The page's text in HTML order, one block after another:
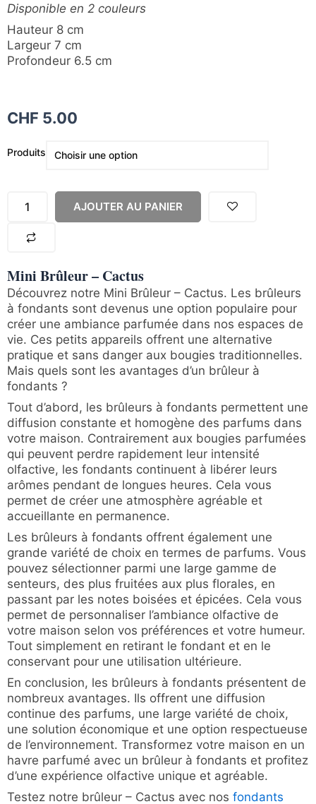
Disponible en 2 couleurs
Hauteur 8 cm
Largeur 7 cm
Profondeur 6.5 cm
CHF 5.00
Produits
quantité
Cactus
AJOUTER AU PANIER
Mini Brûleur – Cactus
Découvrez notre Mini Brûleur – Cactus. Les brûleurs
à fondants sont devenus une option populaire pour
créer une ambiance parfumée dans nos espaces de
vie. Ces petits appareils offrent une alternative
pratique et sans danger aux bougies traditionnelles.
Mais quels sont les avantages d’un brûleur à
fondants ?
Tout d’abord, les brûleurs à fondants permettent une
diffusion constante et homogène des parfums dans
votre maison. Contrairement aux bougies parfumées
qui peuvent perdre rapidement leur intensité
olfactive, les fondants continuent à libérer leurs
arômes pendant de longues heures. Cela vous
permet de créer une atmosphère agréable et
accueillante en permanence.
Les brûleurs à fondants offrent également une
grande variété de choix en termes de parfums. Vous
pouvez sélectionner parmi une large gamme de
senteurs, des plus fruitées aux plus florales, en
passant par les notes boisées et épicées. Cela vous
permet de personnaliser l’ambiance olfactive de
votre maison selon vos préférences et votre humeur.
Tout simplement en retirant le fondant et en le
conservant pour une utilisation ultérieure.
En conclusion, les brûleurs à fondants présentent de
nombreux avantages. Ils offrent une diffusion
continue des parfums, une large variété de choix,
une solution économique et une option respectueuse
de l’environnement. Transformez votre maison en un
havre parfumé avec un brûleur à fondants et profitez
d’une expérience olfactive unique et agréable.
Testez notre brûleur – Cactus avec nos fondants